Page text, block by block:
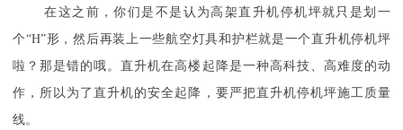
在这之前，你们是不是认为高架直升机停机坪就只是划一
个“H”形，然后再装上一些航空灯具和护栏就是一个直升机停机坪
啦？那是错的哦。直升机在高楼起降是一种高科技、高难度的动
作，所以为了直升机的安全起降，要严把直升机停机坪施工质量
线。